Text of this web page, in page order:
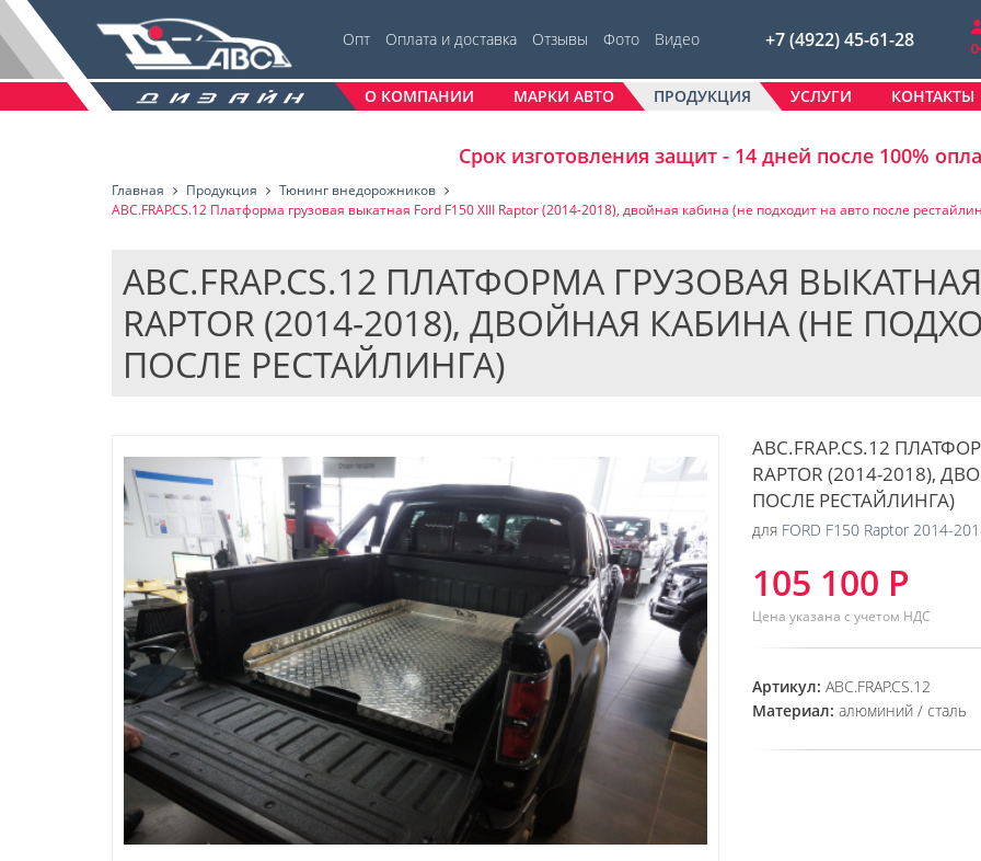
Опт Оплата и доставка Отзывы Фото Видео +7 (4922) 45-61-28
О КОМПАНИИ МАРКИ АВТО ПРОДУКЦИЯ УСЛУГИ КОНТАКТЫ
Срок изготовления защит - 14 дней после 100%
Главная Продукция
Тюнинг внедорожников
АВС.FRAP.CS.12 Платформа грузовая выкатная Ford F150 XIII Raptor (2014-2018), двойная кабина (не подходит на авто после
АВС.FRAP.CS.12 ПЛАТФОРМА ГРУЗОВАЯ ВЫКАТНАЯ
RAPTOR (2014-2018), ДВОЙНАЯ КАБИНА (НЕ
ПОСЛЕ РЕСТАЙЛИНГА)
АВС.FRAP.CS.12
RAPTOR (2014-2018),
ПОСЛЕ РЕСТАЙЛИНГА)
для FORD F150 Raptor 2014-
105 100 Р
Цена указана с учетом НДС
Артикул: АВС.FRAP.CS.12
Материал: алюминий / сталь